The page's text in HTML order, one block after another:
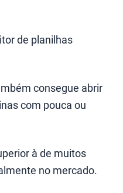
de planilhas
consegue abrir
com pouca ou
à de muitos
no mercado.